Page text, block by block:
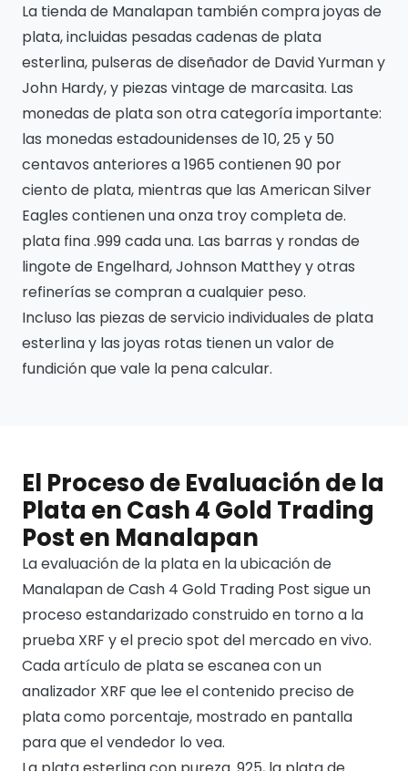
La tienda de Manalapan también compra joyas de
plata, incluidas pesadas cadenas de plata
esterlina, pulseras de diseñador de David Yurman y
John Hardy, y piezas vintage de marcasita. Las
monedas de plata son otra categoría importante:
las monedas estadounidenses de 10, 25 y 50
centavos anteriores a 1965 contienen 90 por
ciento de plata, mientras que las American Silver
Eagles contienen una onza troy completa de.
plata fina .999 cada una. Las barras y rondas de
lingote de Engelhard, Johnson Matthey y otras
refinerías se compran a cualquier peso.
Incluso las piezas de servicio individuales de plata
esterlina y las joyas rotas tienen un valor de
fundición que vale la pena calcular.
El Proceso de Evaluación de la
Plata en Cash 4 Gold Trading
Post en Manalapan
La evaluación de la plata en la ubicación de
Manalapan de Cash 4 Gold Trading Post sigue un
proceso estandarizado construido en torno a la
prueba XRF y el precio spot del mercado en vivo.
Cada artículo de plata se escanea con un
analizador XRF que lee el contenido preciso de
plata como porcentaje, mostrado en pantalla
para que el vendedor lo vea.